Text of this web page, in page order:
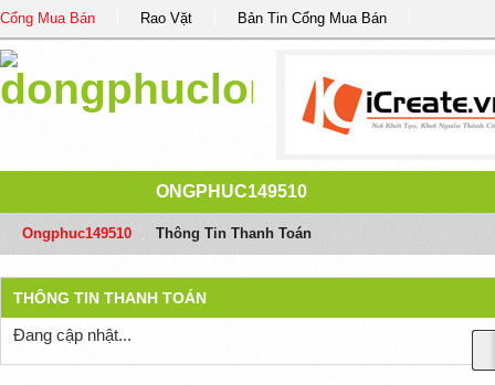
Cổng Mua Bán Rao Vặt Bản Tin Cổng Mua Bán
ONGPHUC149510
Ongphuc149510 Thông Tin Thanh Toán
THÔNG TIN THANH TOÁN
Đang cập nhật...